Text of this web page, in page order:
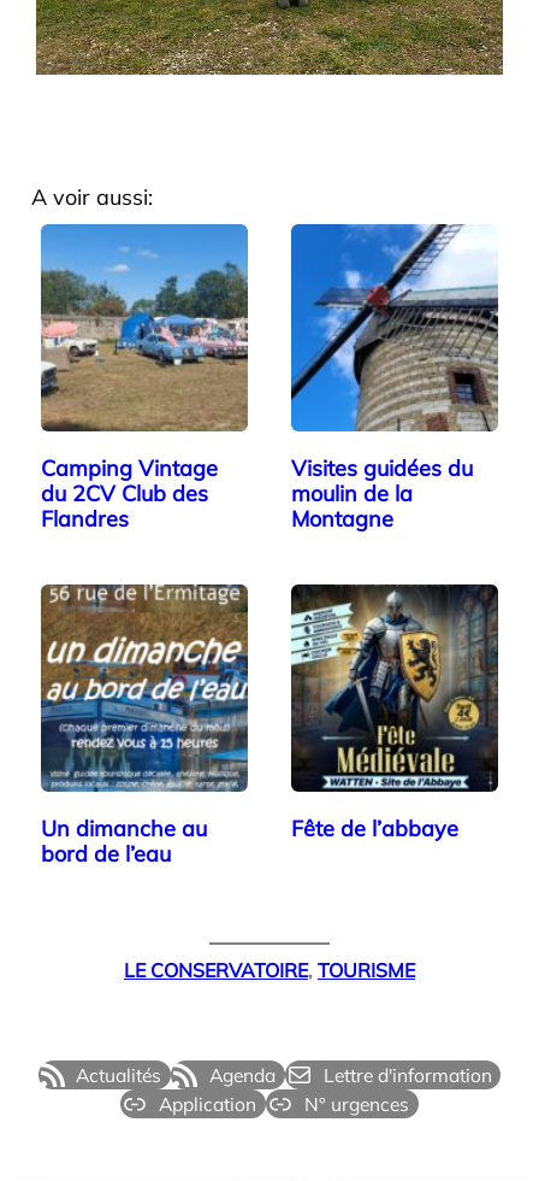
A voir aussi:
Camping Vintage
du 2CV Club des
Flandres
Visites guidées du
moulin de la
Montagne
Un dimanche au
bord de l’eau
Fête de l’abbaye
LE CONSERVATOIRE, TOURISME
Actualités Agenda
Lettre d'information
Application
N° urgences